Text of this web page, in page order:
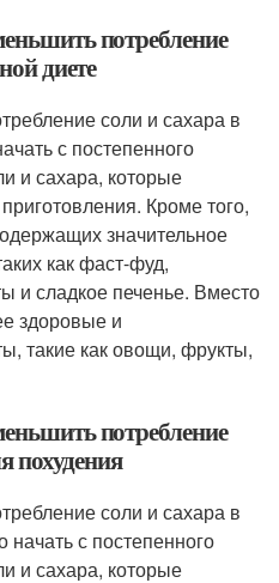
потребление
диете
соли и сахара в
с постепенного
и сахара, которые
Кроме того,
значительное
как фаст-фуд,
и сладкое печенье. Вместо
здоровые и
такие как овощи, фрукты,
потребление
похудения
соли и сахара в
с постепенного
и сахара, которые